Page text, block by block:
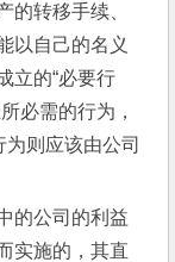
的转移手续、
以自己的名义
立的“必要行
必需的行为，
为则应该由公司
的公司的利益
实施的，其直